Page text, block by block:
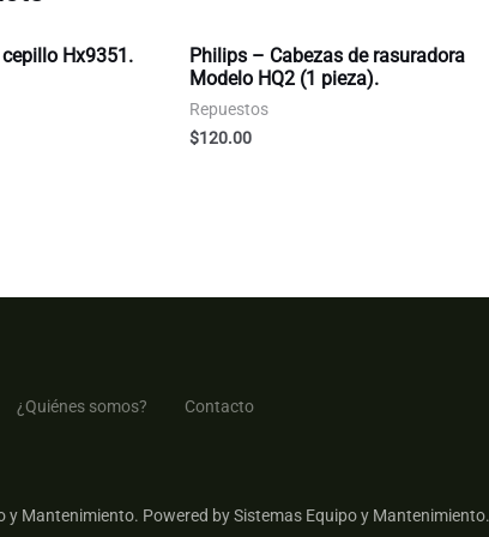
Hx9351.
Philips – Cabezas de rasuradora
Modelo HQ2 (1 pieza).
Repuestos
$120.00
¿Quiénes somos? Contacto
y Mantenimiento. Powered by Sistemas Equipo y Mantenimiento.